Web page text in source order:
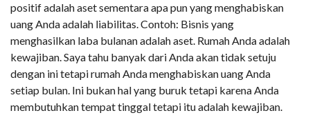
positif adalah aset sementara apa pun yang menghabiskan
uang Anda adalah liabilitas. Contoh: Bisnis yang
menghasilkan laba bulanan adalah aset. Rumah Anda adalah
kewajiban. Saya tahu banyak dari Anda akan tidak setuju
dengan ini tetapi rumah Anda menghabiskan uang Anda
setiap bulan. Ini bukan hal yang buruk tetapi karena Anda
membutuhkan tempat tinggal tetapi itu adalah kewajiban.